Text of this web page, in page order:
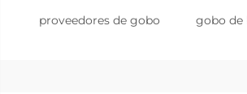
proveedores de gobo gobo de